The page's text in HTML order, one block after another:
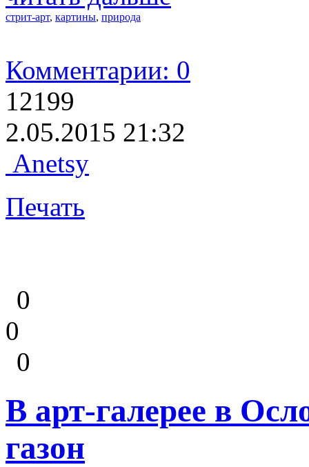
стрит-арт, картины, природа
Комментарии: 0
12199
2.05.2015 21:32
Anetsy
Печать
0
0
0
В арт-галерее в
газон